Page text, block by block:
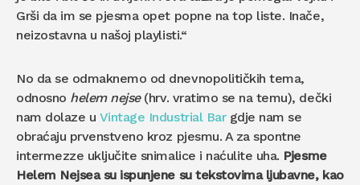
Grši da im se pjesma opet popne na top liste. Inače,
neizostavna u našoj playlisti.“
No da se odmaknemo od dnevnopolitičkih tema,
odnosno helem nejse(hrv. vratimo se na temu), dečki
nam dolaze u Vintage Industrial Bargdje nam se
obraćaju prvenstveno kroz pjesmu. A za spontne
intermezze uključite snimalice i naćulite uha. Pjesme
Helem Nejsea su ispunjene su tekstovima ljubavne, kao